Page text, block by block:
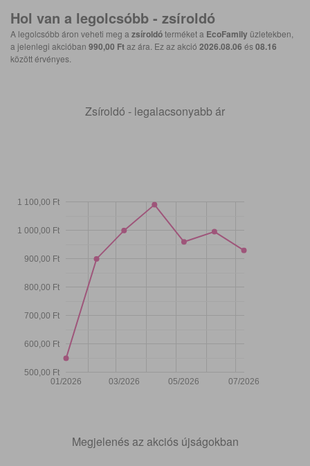
Hol van a legolcsóbb - zsíroldó
A legolcsóbb áron veheti meg a zsíroldóterméket a EcoFamily üzletekben,
a jelenlegi akcióban 990,00 Ftaz ára. Ez az akció 2026.08.06 és08.16
között érvényes.
Zsíroldó - legalacsonyabb ár
01/2026 03/2026 05/2026 07/2026
500,00 Ft
600,00 Ft
700,00 Ft
800,00 Ft
900,00 Ft
1 000,00 Ft
1 100,00 Ft
Megjelenés az akciós újságokban